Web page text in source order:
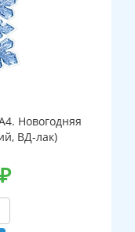
Новогодняя
ВД-лак)
₽